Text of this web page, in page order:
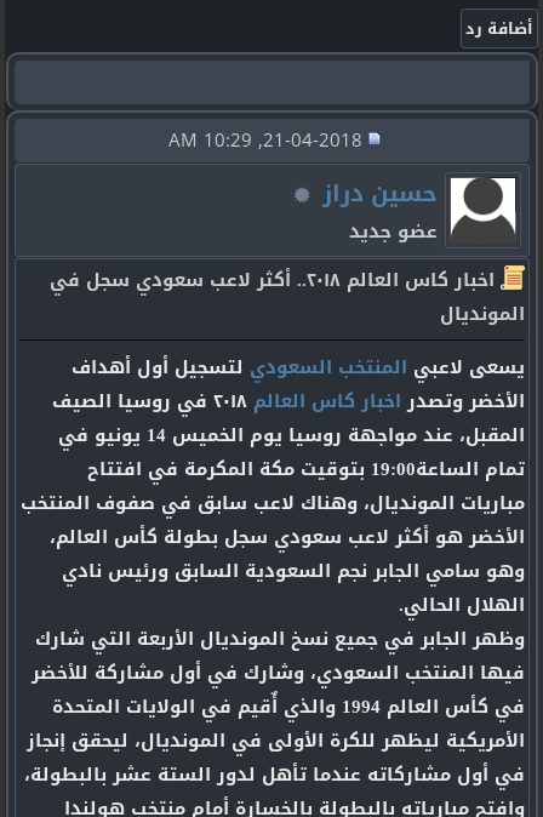
حسين دراز
عضو جديد
اخبار كاس العالم ٢٠١٨.. أكثر لاعب سعودي سجل في
المونديال
يسعى لاعبي المنتخب السعودي لتسجيل أول أهداف
الأخضر وتصدراخبار كاس العالم
٢٠١٨ في روسيا الصيف
المقبل، عند مواجهة روسيا يوم الخميس 14 يونيو في
تمام الساعة19:00 بتوقيت مكة المكرمة في افتتاح
مباريات المونديال، وهناك لاعب سابق في صفوف المنتخب
الأخضر هو أكثر لاعب سعودي سجل بطولة كأس العالم،
وهو سامي الجابر نجم السعودية السابق ورئيس نادي
الهلال الحالي.
وظهر الجابر في جميع نسخ المونديال الأربعة التي شارك
فيها المنتخب السعودي، وشارك في أول مشاركة للأخضر
في كأس العالم 1994 والذي أٌقيم في الولايات المتحدة
الأمريكية ليظهر للكرة الأولى في المونديال، ليحقق إنجاز
في أول مشاركاته عندما تأهل لدور الستة عشر بالبطولة،
وافتح مبارياته بالبطولة بالخسارة أمام منتخب هولندا